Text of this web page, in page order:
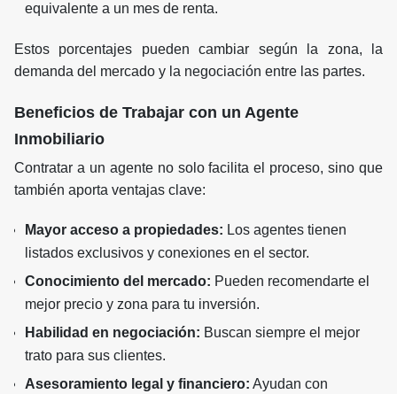
equivalente a un mes de renta.
Estos porcentajes pueden cambiar según la zona, la
demanda del mercado y la negociación entre las partes.
Beneficios de Trabajar con un Agente
Inmobiliario
Contratar a un agente no solo facilita el proceso, sino que
también aporta ventajas clave:
Mayor acceso a propiedades: Los agentes tienen
listados exclusivos y conexiones en el sector.
Conocimiento del mercado: Pueden recomendarte el
mejor precio y zona para tu inversión.
Habilidad en negociación: Buscan siempre el mejor
trato para sus clientes.
Asesoramiento legal y financiero: Ayudan con